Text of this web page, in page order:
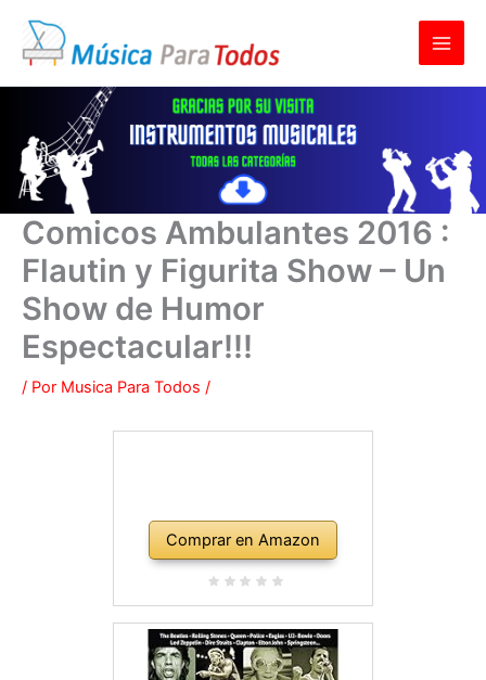
contenido
Comicos Ambulantes 2016 :
Flautin y Figurita Show – Un
Show de Humor
Espectacular!!!
/ Por Musica Para Todos /
Comprar en Amazon